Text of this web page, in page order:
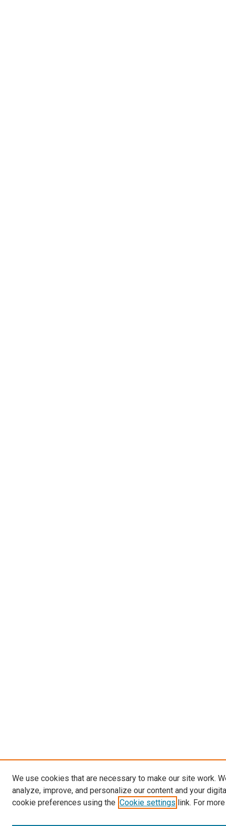
We use cookies that are necessary to make our site work.
analyze, improve, and personalize our content and your
cookie preferences using the Cookie settings link. For